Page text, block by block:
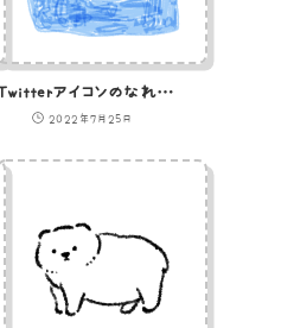
Twitterアイコンのなれの果てのイラスト
2022年7月25日